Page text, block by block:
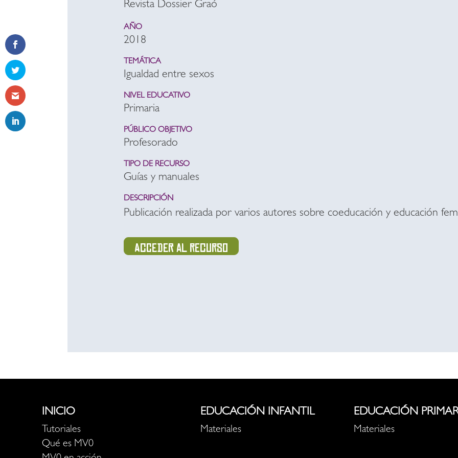
Revista Dossier Graó
AÑO
2018
TEMÁTICA
Igualdad entre sexos
NIVEL EDUCATIVO
Primaria
PÚBLICO OBJETIVO
Profesorado
TIPO DE RECURSO
Guías y manuales
DESCRIPCIÓN
Publicación realizada por varios autores sobre coeducación y educación
Acceder al recurso
INICIO
Tutoriales
Qué es MV0
EDUCACIÓN INFANTIL
Materiales
EDUCACIÓN
Materiales